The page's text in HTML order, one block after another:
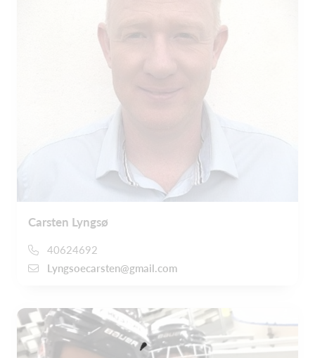
Carsten Lyngsø
40624692
Lyngsoecarsten@gmail.com